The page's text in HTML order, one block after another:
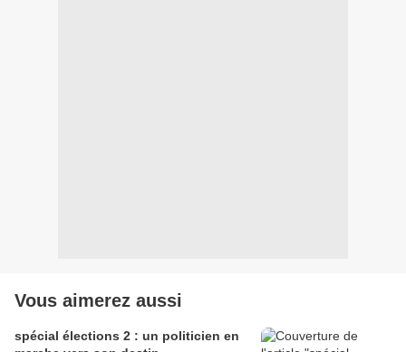
Vous aimerez aussi
spécial élections 2 : un politicien en